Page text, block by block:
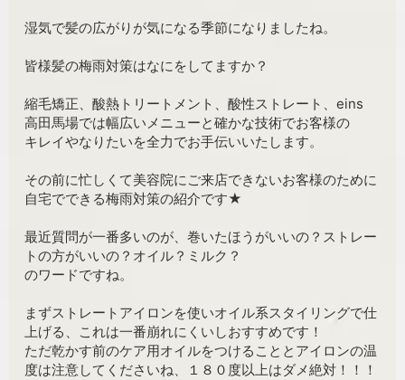
湿気で髪の広がりが気になる季節になりましたね。
皆様髪の梅雨対策はなにをしてますか？
縮毛矯正、酸熱トリートメント、酸性ストレート、eins
高田馬場では幅広いメニューと確かな技術でお客様の
キレイやなりたいを全力でお手伝いいたします。
その前に忙しくて美容院にご来店できないお客様のために
自宅でできる梅雨対策の紹介です★
最近質問が一番多いのが、巻いたほうがいいの？ストレー
トの方がいいの？オイル？ミルク？
のワードですね。
まずストレートアイロンを使いオイル系スタイリングで仕
上げる、これは一番崩れにくいしおすすめです！
ただ乾かす前のケア用オイルをつけることとアイロンの温
度は注意してくださいね、１８０度以上はダメ絶対！！！